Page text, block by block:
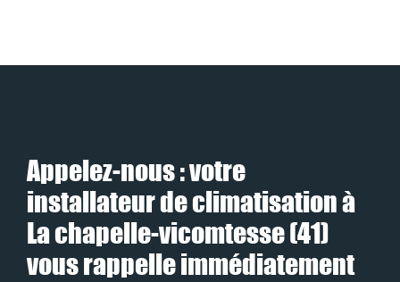
Appelez-nous : votre
installateur de climatisation à
La chapelle-vicomtesse (41)
vous rappelle immédiatement